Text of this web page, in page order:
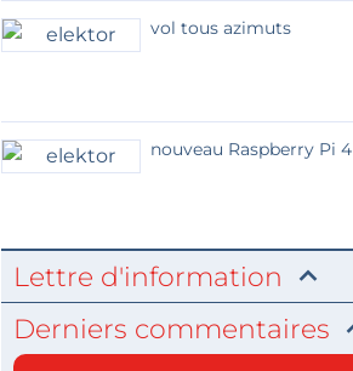
vol tous azimuts
nouveau Raspberry Pi 4
Lettre d'information
Derniers commentaires